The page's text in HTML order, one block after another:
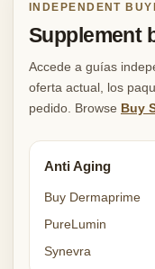
INDEPENDENT
Supplement
Accede a guías
oferta actual, los
pedido. Browse Buy
Anti Aging
Buy Dermaprime
PureLumin
Synevra